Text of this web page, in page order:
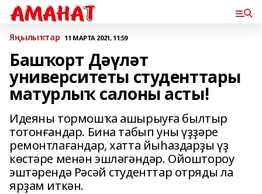
Яңылыҡтар 11 МАРТА 2021, 11:59
Башҡорт Дәүләт
университеты студенттары
матурлыҡ салоны асты!
Идеяны тормошҡа ашырыуға былтыр
тотонғандар. Бина табып уны үҙҙәре
ремонтлағандар, хатта йыһаздарҙы үҙ
көстәре менән эшләгәндәр. Ойоштороу
эштәрендә Рәсәй студенттар отряды ла
ярҙам иткән.